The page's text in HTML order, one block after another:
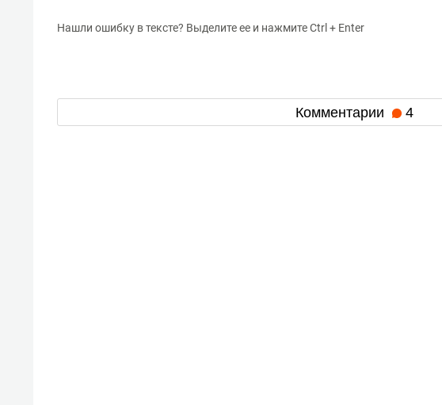
Нашли ошибку в тексте? Выделите ее и нажмите Ctrl + Enter
Комментарии 4